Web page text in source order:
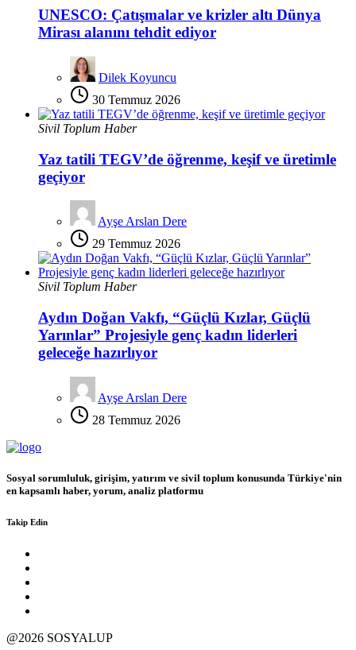
UNESCO: Çatışmalar ve krizler altı Dünya
Mirası alanını tehdit ediyor
Dilek Koyuncu
30 Temmuz 2026
Sivil Toplum Haber
Yaz tatili TEGV’de öğrenme, keşif ve üretimle
geçiyor
Ayşe Arslan Dere
29 Temmuz 2026
Sivil Toplum Haber
Aydın Doğan Vakfı, “Güçlü Kızlar, Güçlü
Yarınlar” Projesiyle genç kadın liderleri
geleceğe hazırlıyor
Ayşe Arslan Dere
28 Temmuz 2026
Sosyal sorumluluk, girişim, yatırım ve sivil toplum konusunda Türkiye'nin
en kapsamlı haber, yorum, analiz platformu
Takip Edin
@2026 SOSYALUP